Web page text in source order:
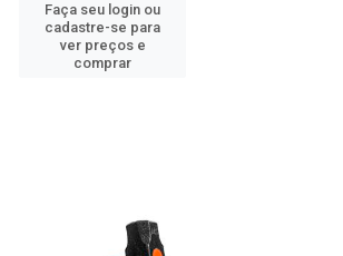
Faça seu login ou
cadastre-se para
ver preços e
comprar